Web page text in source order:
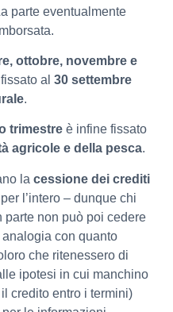
parte eventualmente
ottobre, novembre e
al 30 settembre
.
trimestre è infine fissato
agricole e della pesca.
la cessione dei crediti
l’intero – dunque chi
parte non può poi cedere
con quanto
che ritenessero di
ipotesi in cui manchino
credito entro i termini)